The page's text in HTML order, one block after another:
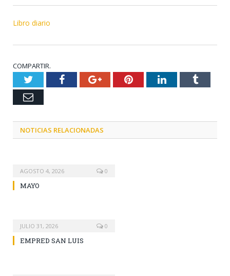
Libro diario
COMPARTIR.
TwitterFacebookGoogle+PinterestLinkedInTumblr
Email
NOTICIAS RELACIONADAS
AGOSTO 4, 2026 0
MAYO
JULIO 31, 2026 0
EMPRED SAN LUIS